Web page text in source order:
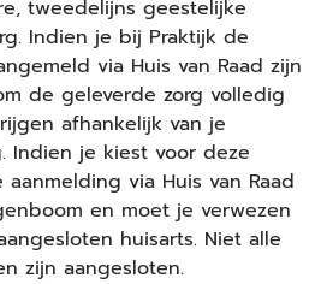
tweedelijns geestelijke
Indien je bij Praktijk de
via Huis van Raad zijn
de geleverde zorg volledig
afhankelijk van je
Indien je kiest voor deze
via Huis van Raad
en moet je verwezen
huisarts. Niet alle
zijn aangesloten.